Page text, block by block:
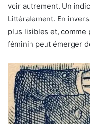
voir autrement. Un
Littéralement. En
plus lisibles et, comme
féminin peut émerger